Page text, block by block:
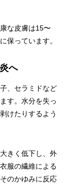
な皮膚は15〜
保っています。
へ
、セラミドなど
す。水分を失っ
けたりするよう
きく低下し、外
服の繊維による
のかゆみに反応